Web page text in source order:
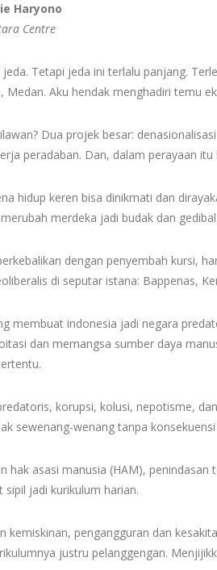
Haryono
Centre
jeda. Tetapi jeda ini terlalu panjang.
Medan. Aku hendak menghadiri temu
Dua projek besar:
peradaban. Dan, dalam perayaan
hidup keren bisa dinikmati dan
merdeka jadi budak dan gedibal.
dengan penyembah kursi,
di seputar istana: Bappenas,
membuat indonesia jadi negara
dan memangsa sumber daya
korupsi, kolusi, nepotisme,
sewenang-wenang tanpa
hak asasi manusia (HAM),
sipil jadi kurikulum harian.
kemiskinan, pengangguran dan
justru pelanggengan.